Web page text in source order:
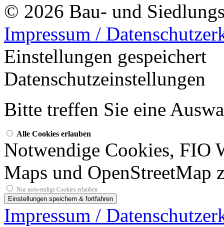
© 2026 Bau- und
Impressum /
Einstellungen gespeichert
Datenschutzeinstellungen
Bitte treffen Sie eine
Alle Cookies erlauben
Notwendige Cookies, FIO
Maps und OpenStreetMap
Nur notwendige Cookies erlauben
Impressum /